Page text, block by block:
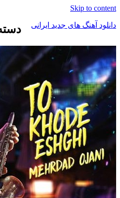
Skip
های جدید ایرانی دسته: